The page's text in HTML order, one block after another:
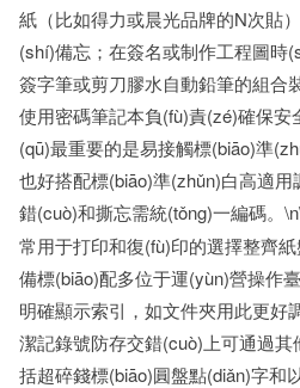
紙（比如得力或晨光品牌的N次貼
(shí)備忘；在簽名或制作工程圖時
簽字筆或剪刀膠水自動鉛筆的組合
使用密碼筆記本負(fù)責(zé)確保
(qū)最重要的是易接觸標(biāo)準
也好搭配標(biāo)準(zhǔn)白高適
錯(cuò)和撕忘需統(tǒng)一編碼。
常用于打印和復(fù)印的選擇整齊
備標(biāo)配多位于運(yùn)營操作
明確顯示索引，如文件夾用此更好
潔記錄號防存交錯(cuò)上可通過
括超碎錢標(biāo)圓盤點(diǎn)字和